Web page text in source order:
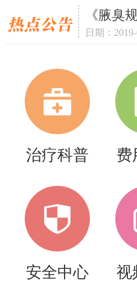
《腋臭
日期：
治疗科普 费
安全中心 视